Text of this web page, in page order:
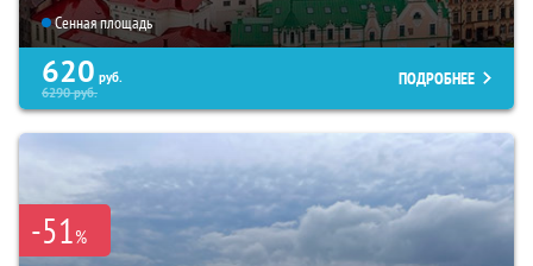
Сенная площадь
620 руб.
6290руб.
ПОДРОБНЕЕ
-51%